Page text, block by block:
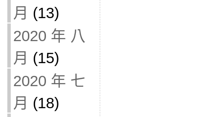
月 (13)
2020 年 八
月 (15)
2020 年 七
月 (18)